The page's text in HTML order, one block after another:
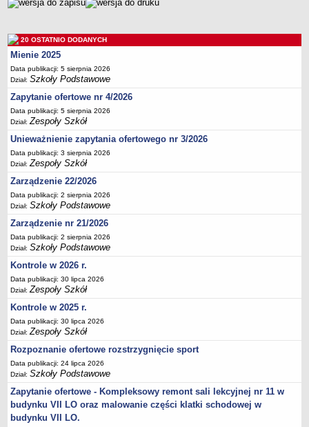
Statut
Godziny dyżurów
Ogłoszenie
Zarządzenia
Kontrole
Rejestry, ewidencje, archiwa
Sprawozdania
Deklaracja dostępności
PORADNIE PSYCHOLOGICZNO-PEDAGOGICZNE
Zespół Poradni
BIURO FINANSÓW OŚWIATY
Dane podstawowe
Statut
Majątek
Godziny dyżurów
Ogłoszenia
Zarządzenia
Rejestry, ewidencje, archiwa
Kontrole
PONOWNE WYKORZYSTYWANIE
Sprawozdania
Deklaracja dostępności
DEKLARACJA DOSTĘPNOŚCI
OŚWIADCZENIA MAJĄTKOWE
20 OSTATNIO DODANYCH
Mienie 2025
Data publikacji: 5 sierpnia 2026
Dział:Szkoły Podstawowe
Zapytanie ofertowe nr 4/2026
Data publikacji: 5 sierpnia 2026
Dział:Zespoły Szkół
Unieważnienie zapytania ofertowego nr 3/2026
Data publikacji: 3 sierpnia 2026
Dział:Zespoły Szkół
Zarządzenie 22/2026
Data publikacji: 2 sierpnia 2026
Dział:Szkoły Podstawowe
Zarządzenie nr 21/2026
Data publikacji: 2 sierpnia 2026
Dział:Szkoły Podstawowe
Kontrole w 2026 r.
Data publikacji: 30 lipca 2026
Dział:Zespoły Szkół
Kontrole w 2025 r.
Data publikacji: 30 lipca 2026
Dział:Zespoły Szkół
Rozpoznanie ofertowe rozstrzygnięcie sport
Data publikacji: 24 lipca 2026
Dział:Szkoły Podstawowe
Zapytanie ofertowe - Kompleksowy remont sali lekcyjnej nr 11 w
budynku VII LO oraz malowanie części klatki schodowej w
budynku VII LO.